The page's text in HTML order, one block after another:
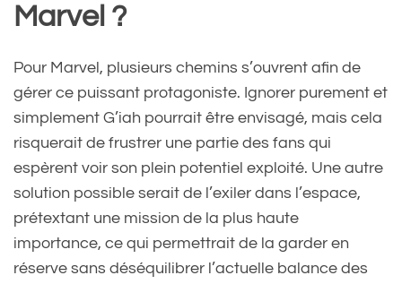
Marvel ?
Pour Marvel, plusieurs chemins s’ouvrent afin de
gérer ce puissant protagoniste. Ignorer purement et
simplement G’iah pourrait être envisagé, mais cela
risquerait de frustrer une partie des fans qui
espèrent voir son plein potentiel exploité. Une autre
solution possible serait de l’exiler dans l’espace,
prétextant une mission de la plus haute
importance, ce qui permettrait de la garder en
réserve sans déséquilibrer l’actuelle balance des